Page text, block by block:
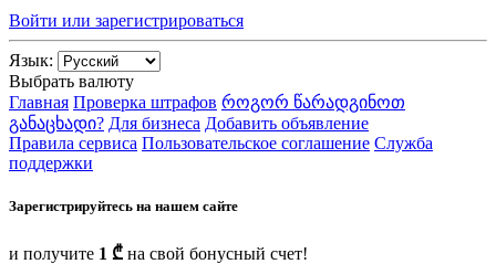
Войти или зарегистрироваться
Язык:
Выбрать валюту
Главная Проверка штрафов როგორ წარადგინოთ
განაცხადი? Для бизнеса Добавить объявление
Правила сервиса Пользовательское соглашение Служба
поддержки
Зарегистрируйтесь на нашем сайте
и получите 1 ₾ на свой бонусный счет!